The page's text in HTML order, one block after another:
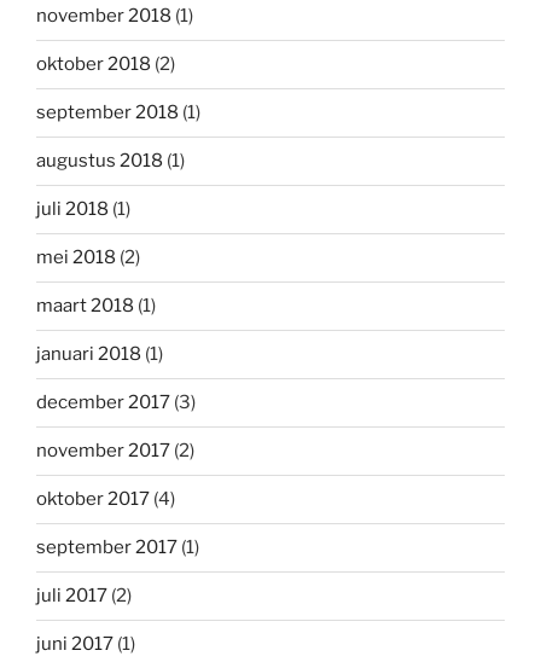
november 2018 (1)
oktober 2018 (2)
september 2018 (1)
augustus 2018 (1)
juli 2018 (1)
mei 2018 (2)
maart 2018 (1)
januari 2018 (1)
december 2017 (3)
november 2017 (2)
oktober 2017 (4)
september 2017 (1)
juli 2017 (2)
juni 2017 (1)